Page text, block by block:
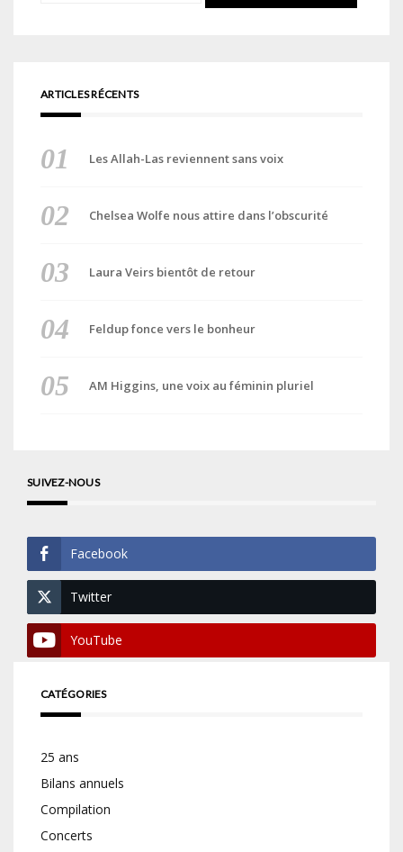
ARTICLES RÉCENTS
Les Allah-Las reviennent sans voix
Chelsea Wolfe nous attire dans l’obscurité
Laura Veirs bientôt de retour
Feldup fonce vers le bonheur
AM Higgins, une voix au féminin pluriel
SUIVEZ-NOUS
Facebook
Twitter
YouTube
CATÉGORIES
25 ans
Bilans annuels
Compilation
Concerts